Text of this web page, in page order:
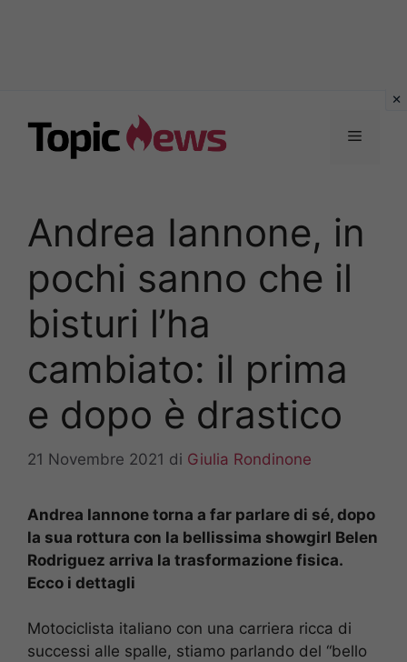
contenuto
Menu
Andrea Iannone, in
pochi sanno che il
bisturi l’ha
cambiato: il prima
e dopo è drastico
21 Novembre 2021 di Giulia Rondinone
Andrea Iannone torna a far parlare di sé, dopo
la sua rottura con la bellissima showgirl Belen
Rodriguez arriva la trasformazione fisica.
Ecco i dettagli
Motociclista italiano con una carriera ricca di
successi alle spalle, stiamo parlando del “bello